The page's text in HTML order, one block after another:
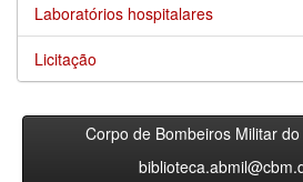
Laboratórios hospitalares
Licitação
Corpo de Bombeiros Militar